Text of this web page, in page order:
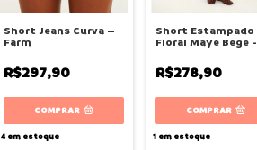
Short Jeans Curva –
Farm
R$297,90
COMPRAR
4em estoque
Short Estampado
Floral Maye Bege -
R$278,90
COMPRAR
1em estoque